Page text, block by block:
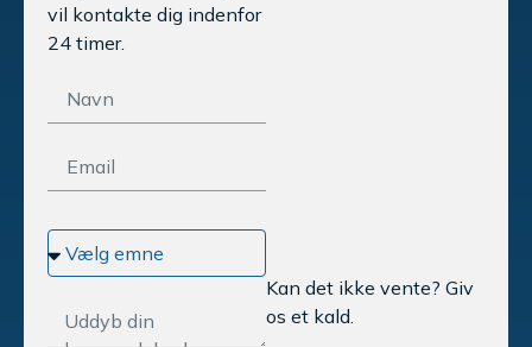
vil kontakte dig indenfor
24 timer.
Kan det ikke vente? Giv
os et kald.